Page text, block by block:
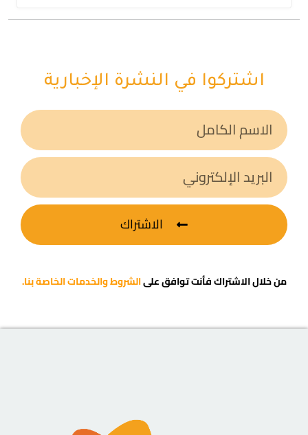
اشتركوا في النشرة الإخبارية
الاشتراك
من خلال الاشتراك فأنت توافق علىالشروط والخدمات الخاصة بنا.